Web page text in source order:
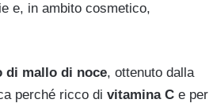
e, in ambito cosmetico,
di mallo di noce, ottenuto dalla
perché ricco di vitamina C e per